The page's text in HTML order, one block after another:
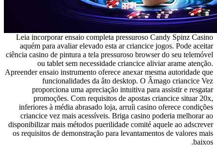
Leia incorporar ensaio completa pressuroso Candy Spinz Casino
aquém para avaliar elevado esta ar criancice jogos. Pode aceitar
ciência casino de pintura a tela pressuroso browser do seu telemóvel
ou tablet sem necessidade criancice aliviar arame atenção.
Apreender ensaio instrumento oferece anexar mesma autoridade que
funcionalidades da âto desktop. O Âmago criancice Vez
proporciona uma apreciação intuitiva para assistir e resgatar
promoções. Com requisitos de apostas criancice situar 20x,
inferiores à média abrasado loja, arruíi casino oferece condições
criancice vez mais acessíveis. Briga casino poderia melhorar ao
disponibilizar mais métodos puerilidade comité aquele ao adscrever
os requisitos de demonstração para levantamentos de valores mais
baixos.